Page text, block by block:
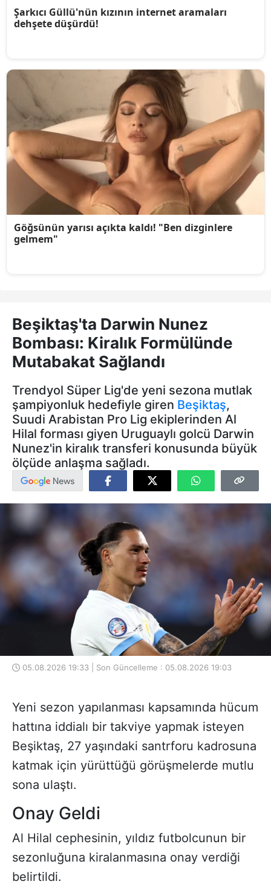
Beşiktaş'ta Darwin Nunez
Bombası: Kiralık Formülünde
Mutabakat Sağlandı
Trendyol Süper Lig'de yeni sezona mutlak
şampiyonluk hedefiyle giren Beşiktaş,
Suudi Arabistan Pro Lig ekiplerinden Al
Hilal forması giyen Uruguaylı golcü Darwin
Nunez'in kiralık transferi konusunda büyük
ölçüde anlaşma sağladı.
05.08.2026 19:33 | Son Güncelleme : 05.08.2026 19:03
Yeni sezon yapılanması kapsamında hücum
hattına iddialı bir takviye yapmak isteyen
Beşiktaş, 27 yaşındaki santrforu kadrosuna
katmak için yürüttüğü görüşmelerde mutlu
sona ulaştı.
Onay Geldi
Al Hilal cephesinin, yıldız futbolcunun bir
sezonluğuna kiralanmasına onay verdiği
belirtildi.